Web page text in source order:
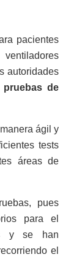
pacientes
autoridades
pruebas de
ágil y
tests
áreas de
pues
para el
y se han
el